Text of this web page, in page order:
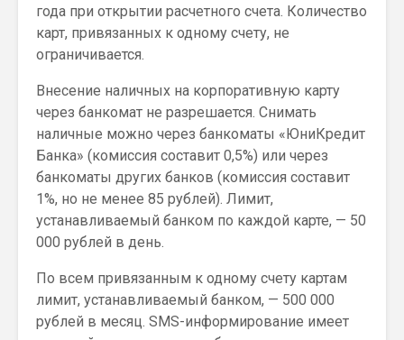
года при открытии расчетного счета. Количество
карт, привязанных к одному счету, не
ограничивается.
Внесение наличных на корпоративную карту
через банкомат не разрешается. Снимать
наличные можно через банкоматы «ЮниКредит
Банка» (комиссия составит 0,5%) или через
банкоматы других банков (комиссия составит
1%, но не менее 85 рублей). Лимит,
устанавливаемый банком по каждой карте, — 50
000 рублей в день.
По всем привязанным к одному счету картам
лимит, устанавливаемый банком, — 500 000
рублей в месяц. SMS-информирование имеет